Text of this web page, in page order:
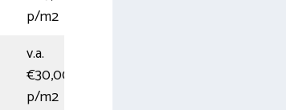
p/m2
v.a.
€30,00
p/m2